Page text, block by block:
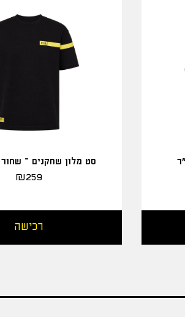
סט מלון שחקנים –
₪259
רכישה